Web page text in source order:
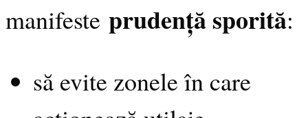
manifeste prudență sporită:
să evite zonele în care